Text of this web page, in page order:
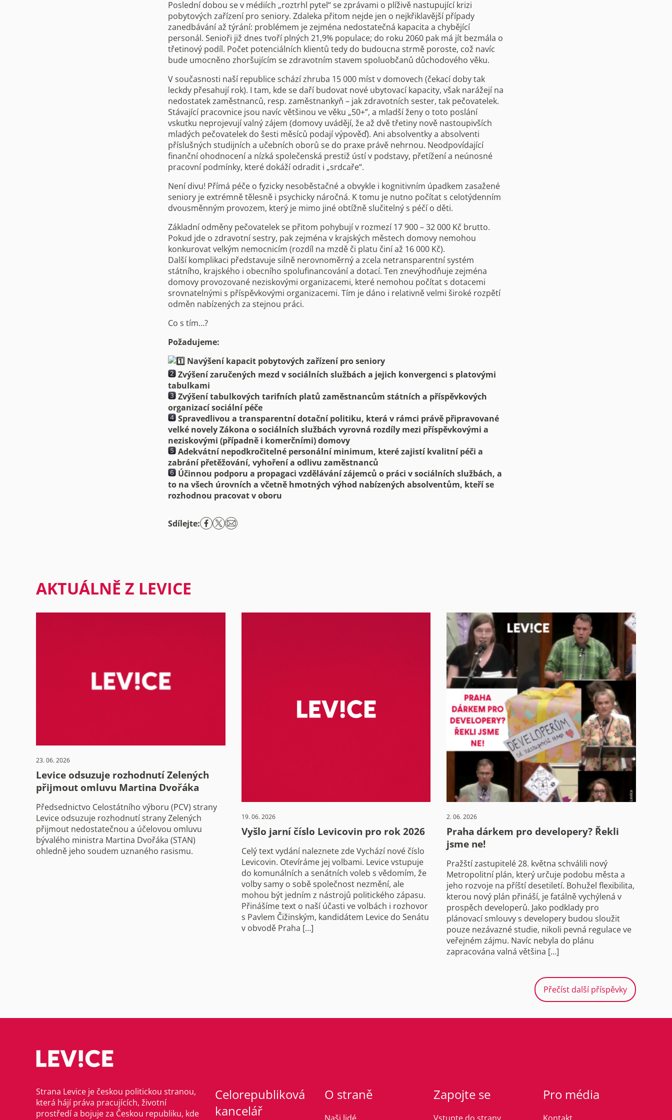
Poslední dobou se v médiích „roztrhl pytel“ se zprávami o plíživě nastupující krizi
pobytových zařízení pro seniory. Zdaleka přitom nejde jen o nejkřiklavější případy
zanedbávání až týrání: problémem je zejména nedostatečná kapacita a chybějící
personál. Senioři již dnes tvoří plných 21,9% populace; do roku 2060 pak má jít bezmála o
třetinový podíl. Počet potenciálních klientů tedy do budoucna strmě poroste, což navíc
bude umocněno zhoršujícím se zdravotním stavem spoluobčanů důchodového věku.
V současnosti naší republice schází zhruba 15 000 míst v domovech (čekací doby tak
leckdy přesahují rok). I tam, kde se daří budovat nové ubytovací kapacity, však narážejí na
nedostatek zaměstnanců, resp. zaměstnankyň – jak zdravotních sester, tak pečovatelek.
Stávající pracovnice jsou navíc většinou ve věku „50+”, a mladší ženy o toto poslání
vskutku neprojevují valný zájem (domovy uvádějí, že až dvě třetiny nově nastoupivších
mladých pečovatelek do šesti měsíců podají výpověď). Ani absolventky a absolventi
příslušných studijních a učebních oborů se do praxe právě nehrnou. Neodpovídající
finanční ohodnocení a nízká společenská prestiž ústí v podstavy, přetížení a neúnosné
pracovní podmínky, které dokáží odradit i „srdcaře“.
Není divu! Přímá péče o fyzicky nesoběstačné a obvykle i kognitivním úpadkem zasažené
seniory je extrémně tělesně i psychicky náročná. K tomu je nutno počítat s celotýdenním
dvousměnným provozem, který je mimo jiné obtížně slučitelný s péčí o děti.
Základní odměny pečovatelek se přitom pohybují v rozmezí 17 900 – 32 000 Kč brutto.
Pokud jde o zdravotní sestry, pak zejména v krajských městech domovy nemohou
konkurovat velkým nemocnicím (rozdíl na mzdě či platu činí až 16 000 Kč).
Další komplikaci představuje silně nerovnoměrný a zcela netransparentní systém
státního, krajského i obecního spolufinancování a dotací. Ten znevýhodňuje zejména
domovy provozované neziskovými organizacemi, které nemohou počítat s dotacemi
srovnatelnými s příspěvkovými organizacemi. Tím je dáno i relativně velmi široké rozpětí
odměn nabízených za stejnou práci.
Co s tím…?
Požadujeme:
Navýšení kapacit pobytových zařízení pro seniory
Zvýšení zaručených mezd v sociálních službách a jejich konvergenci s platovými
tabulkami
Zvýšení tabulkových tarifních platů zaměstnancům státních a příspěvkových
organizací sociální péče
Spravedlivou a transparentní dotační politiku, která v rámci právě připravované
velké novely Zákona o sociálních službách vyrovná rozdíly mezi příspěvkovými a
neziskovými (případně i komerčními) domovy
Adekvátní nepodkročitelné personální minimum, které zajistí kvalitní péči a
zabrání přetěžování, vyhoření a odlivu zaměstnanců
Účinnou podporu a propagaci vzdělávání zájemců o práci v sociálních službách, a
to na všech úrovních a včetně hmotných výhod nabízených absolventům, kteří se
rozhodnou pracovat v oboru
Sdílejte:
AKTUÁLNĚ Z LEVICE
23. 06. 2026
Levice odsuzuje rozhodnutí Zelených
přijmout omluvu Martina Dvořáka
Předsednictvo Celostátního výboru (PCV) strany
Levice odsuzuje rozhodnutí strany Zelených
přijmout nedostatečnou a účelovou omluvu
bývalého ministra Martina Dvořáka (STAN)
ohledně jeho soudem uznaného rasismu.
19. 06. 2026
Vyšlo jarní číslo Levicovin pro rok 2026
Celý text vydání naleznete zde Vychází nové číslo
Levicovin. Otevíráme jej volbami. Levice vstupuje
do komunálních a senátních voleb s vědomím, že
volby samy o sobě společnost nezmění, ale
mohou být jedním z nástrojů politického zápasu.
Přinášíme text o naší účasti ve volbách i rozhovor
s Pavlem Čižinským, kandidátem Levice do Senátu
v obvodě Praha […]
2. 06. 2026
Praha dárkem pro developery? Řekli
jsme ne!
Pražští zastupitelé 28. května schválili nový
Metropolitní plán, který určuje podobu města a
jeho rozvoje na příští desetiletí. Bohužel flexibilita,
kterou nový plán přináší, je fatálně vychýlená v
prospěch developerů. Jako podklady pro
plánovací smlouvy s developery budou sloužit
pouze nezávazné studie, nikoli pevná regulace ve
veřejném zájmu. Navíc nebyla do plánu
zapracována valná většina […]
Přečíst další příspěvky
Strana Levice je českou politickou stranou,
která hájí práva pracujících, životní
prostředí a bojuje za Českou republiku, kde
Celorepubliková
kancelář
O straně Zapojte se Pro média